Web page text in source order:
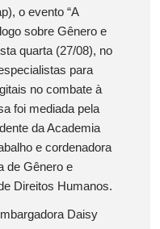
o evento “A
sobre Gênero e
quarta (27/08), no
para
no combate à
foi mediada pela
da Academia
e cordenadora
de Gênero e
Direitos Humanos.
Daisy